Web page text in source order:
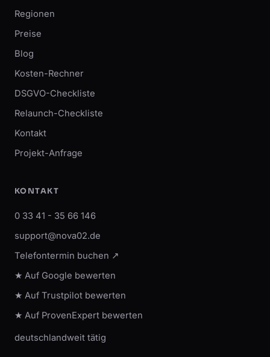
Regionen
Preise
Blog
Kosten-Rechner
DSGVO-Checkliste
Relaunch-Checkliste
Kontakt
Projekt-Anfrage
KONTAKT
0 33 41 - 35 66 146
support@nova02.de
Telefontermin buchen ↗
★ Auf Google bewerten
★ Auf Trustpilot bewerten
★ Auf ProvenExpert bewerten
deutschlandweit tätig